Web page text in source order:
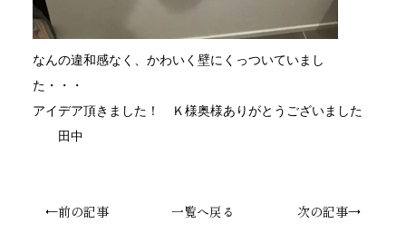
なんの違和感なく、かわいく壁にくっついていまし
た・・・
アイデア頂きました！ Ｋ様奥様ありがとうございました
田中
←前の記事 一覧へ戻る 次の記事→